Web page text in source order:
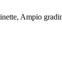
Ampio